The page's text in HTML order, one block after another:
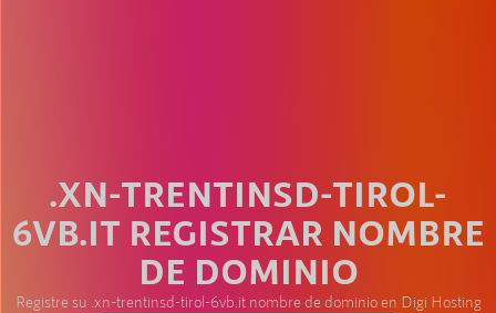
.XN-TRENTINSD-TIROL-
6VB.IT REGISTRAR NOMBRE
DE DOMINIO
Registre su .xn-trentinsd-tirol-6vb.it nombre de dominio en Digi Hosting